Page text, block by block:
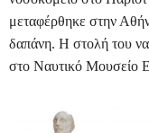
μεταφέρθηκε στην
δαπάνη. Η στολή του
στο Ναυτικό Μουσείο